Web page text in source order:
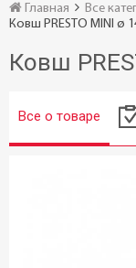
Главная Все
Ковш PRESTO MINI ø
Ковш
Все о товаре